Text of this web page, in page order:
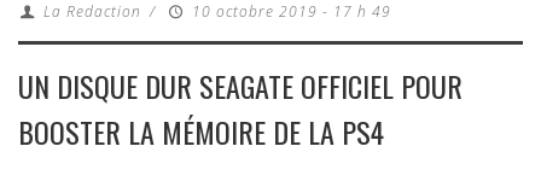
La Redaction / 10 octobre 2019 - 17 h 49
UN DISQUE DUR SEAGATE OFFICIEL POUR
BOOSTER LA MÉMOIRE DE LA PS4